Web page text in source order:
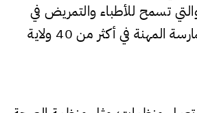
تسمح للأطباء والتمريض في
الولايات المتحدة بممارسة المهنة في أكثر من 40 ولاية